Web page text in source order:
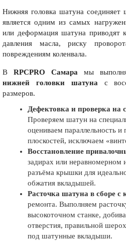
Нижняя головка шатуна
является одним из самых
или деформация шатуна приводят
давления масла, риску
повреждениям коленвала.
В RPCPRO Самара мы
нижней головки шатуна с
размеров.
Дефектовка и проверка на
Проверяем шатун на
оцениваем параллельность и
плоскостей, исключаем
Восстановление
задирах или неравномерном
разъёма крышки для
обжатия вкладышей.
Расточка шатуна в сборе
ремонта. Выполняем
высокоточном станке,
отверстия, правильной
под шатунные вкладыши.